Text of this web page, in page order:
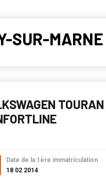
SUR-
Date de la 1ère immatriculation
18 02 2014